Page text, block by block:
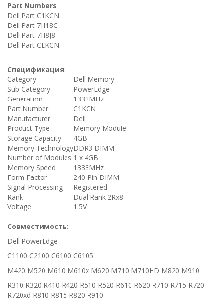
Part Numbers
Dell Part C1KCN
Dell Part 7H18C
Dell Part 7H8J8
Dell Part CLKCN
Спецификация:
Category
Dell Memory
Sub-Category
PowerEdge
Generation
1333MHz
Part Number
C1KCN
Manufacturer
Dell
Product Type
Memory Module
Storage Capacity
4GB
Memory TechnologyDDR3 DIMM
Number of Modules 1 x 4GB
Memory Speed
1333MHz
Form Factor
240-Pin DIMM
Signal Processing
Registered
Rank
Dual Rank 2Rx8
Voltage
1.5V
Совместимость:
Dell PowerEdge
C1100 C2100 C6100 C6105
M420 M520 M610 M610x M620 M710 M710HD M820 M910
R310 R320 R410 R420 R510 R520 R610 R620 R710 R715 R720
R720xd R810 R815 R820 R910